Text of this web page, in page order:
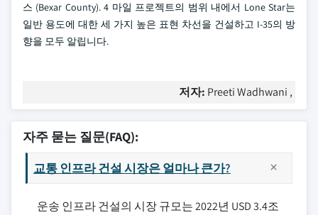
스 (Bexar County). 4 마일 프로젝트의 범위 내에서 Lone Star는
일반 용도에 대한 세 가지 높은 표현 차선을 건설하고 I-35의 방
향을 모두 알립니다.
저자: Preeti Wadhwani ,
자주 묻는 질문(FAQ):
교통 인프라 건설 시장은 얼마나 큰가?
운송 인프라 건설의 시장 규모는 2022년 USD 3.4조